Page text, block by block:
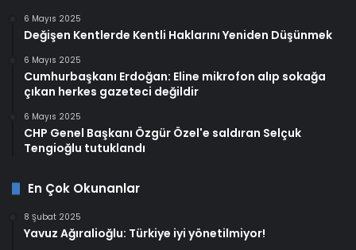
6 Mayıs 2025
Değişen Kentlerde Kentli Haklarını Yeniden Düşünmek
6 Mayıs 2025
Cumhurbaşkanı Erdoğan: Eline mikrofon alıp sokağa
çıkan herkes gazeteci değildir
6 Mayıs 2025
CHP Genel Başkanı Özgür Özel'e saldıran Selçuk
Tengioğlu tutuklandı
En Çok Okunanlar
8 Şubat 2025
Yavuz Ağıralioğlu: Türkiye iyi yönetilmiyor!